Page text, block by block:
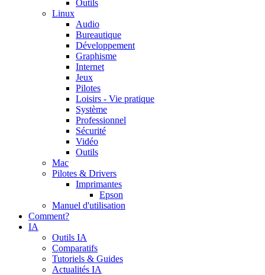
Outils
Linux
Audio
Bureautique
Développement
Graphisme
Internet
Jeux
Pilotes
Loisirs - Vie pratique
Système
Professionnel
Sécurité
Vidéo
Outils
Mac
Pilotes & Drivers
Imprimantes
Epson
Manuel d'utilisation
Comment?
IA
Outils IA
Comparatifs
Tutoriels & Guides
Actualités IA